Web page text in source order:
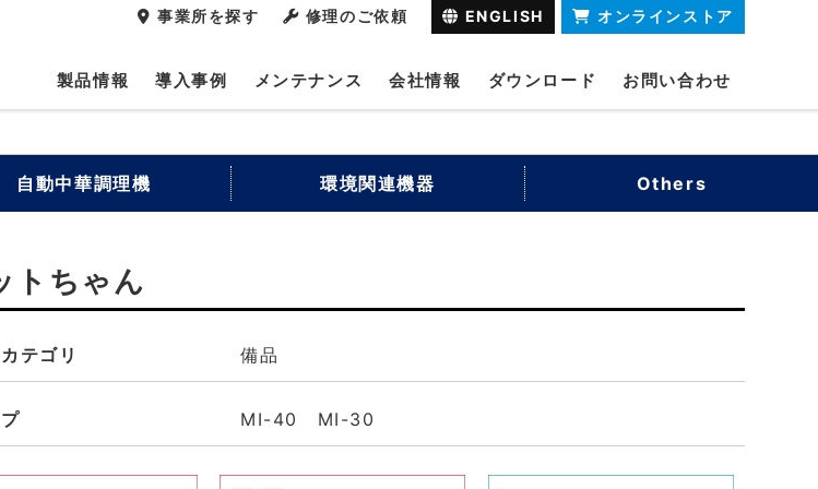
事業所を探す 修理のご依頼 ENGLISH オンラインストア
製品情報 導入事例 メンテナンス 会社情報 ダウンロード お問い合わせ
自動中華調理機 環境関連機器 Others
トちゃん
テゴリ 備品
MI-40 MI-30